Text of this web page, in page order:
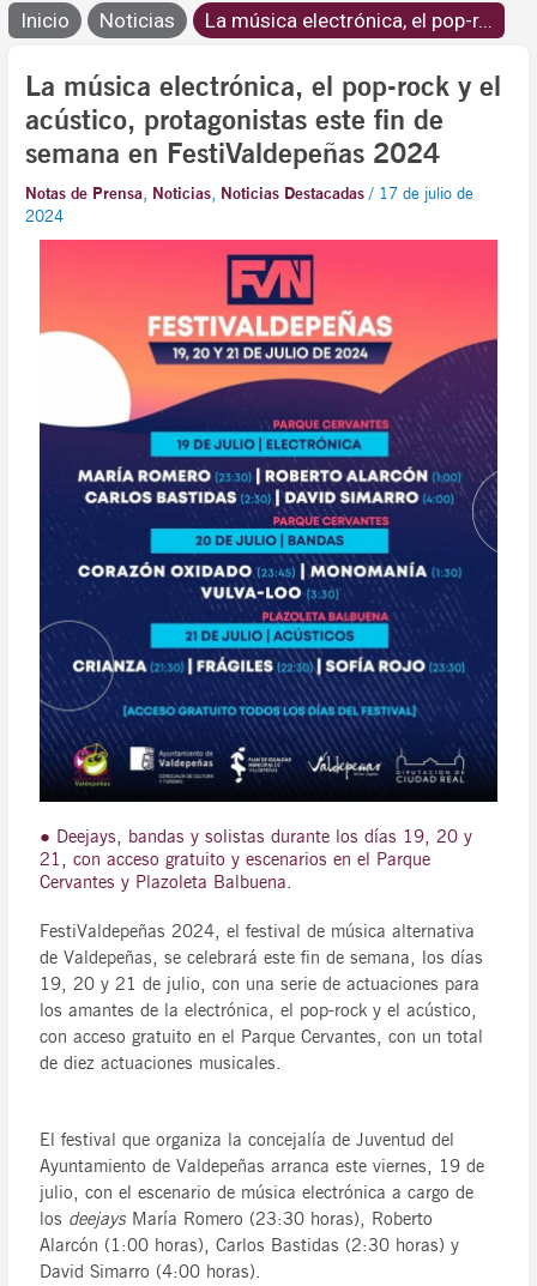
Inicio Noticias La música electrónica, el pop-r...
La música electrónica, el pop-rock y el
acústico, protagonistas este fin de
semana en FestiValdepeñas 2024
Notas de Prensa, Noticias, Noticias Destacadas / 17 de julio de
2024
● Deejays, bandas y solistas durante los días 19, 20 y
21, con acceso gratuito y escenarios en el Parque
Cervantes y Plazoleta Balbuena.
FestiValdepeñas 2024, el festival de música alternativa
de Valdepeñas, se celebrará este fin de semana, los días
19, 20 y 21 de julio, con una serie de actuaciones para
los amantes de la electrónica, el pop-rock y el acústico,
con acceso gratuito en el Parque Cervantes, con un total
de diez actuaciones musicales.
El festival que organiza la concejalía de Juventud del
Ayuntamiento de Valdepeñas arranca este viernes, 19 de
julio, con el escenario de música electrónica a cargo de
los deejaysMaría Romero (23:30 horas), Roberto
Alarcón (1:00 horas), Carlos Bastidas (2:30 horas) y
David Simarro (4:00 horas).